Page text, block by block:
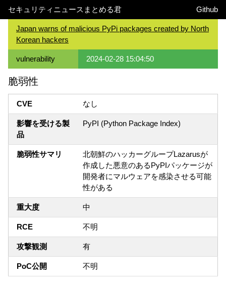
セキュリティニュースまとめる君 Github
Japan warns of malicious PyPi packages created by North
Korean hackers
vulnerability 2024-02-28 15:04:50
脆弱性
CVE なし
影響を受ける製
品
PyPI (Python Package Index)
脆弱性サマリ
北朝鮮のハッカーグループLazarusが
作成した悪意のあるPyPIパッケージが
開発者にマルウェアを感染させる可能
性がある
重大度 中
RCE 不明
攻撃観測 有
PoC公開 不明